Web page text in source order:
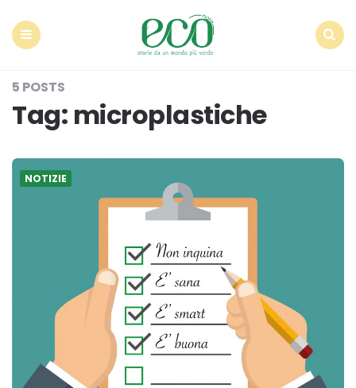
5 POSTS
Tag: microplastiche
NOTIZIE